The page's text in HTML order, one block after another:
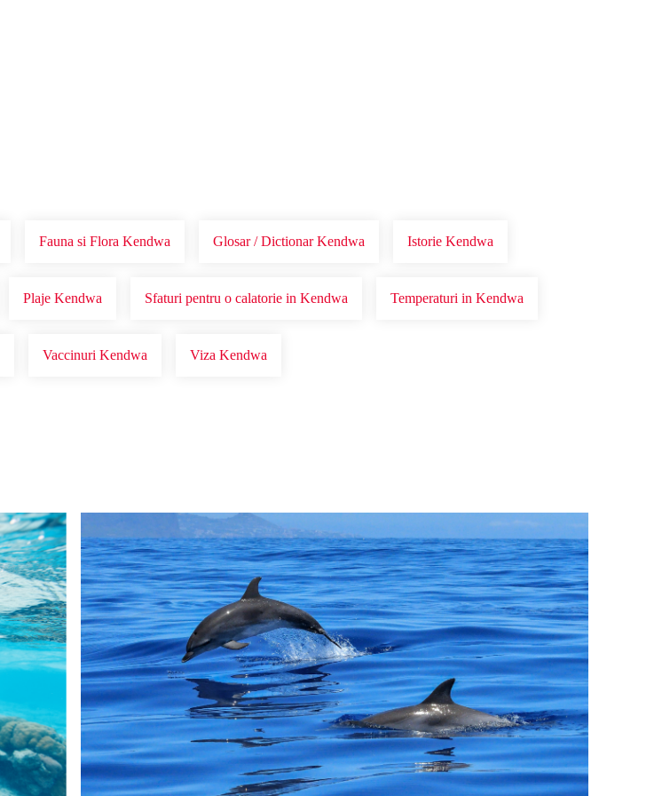
Fauna si Flora Kendwa Glosar / Dictionar Kendwa Istorie Kendwa
Plaje Kendwa Sfaturi pentru o calatorie in Kendwa Temperaturi in Kendwa
Vaccinuri Kendwa Viza Kendwa